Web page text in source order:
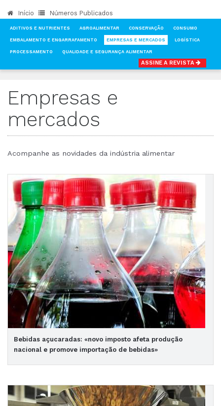
Início Números Publicados
ADITIVOS E NUTRIENTES AGROALIMENTAR CONSERVAÇÃO CONSUMO
EMBALAMENTO E ENGARRAFAMENTO EMPRESAS E MERCADOS LOGÍSTICA
PROCESSAMENTO QUALIDADE E SEGURANÇA ALIMENTAR
ASSINE A REVISTA
Empresas e
mercados
Acompanhe as novidades da indústria alimentar
Bebidas açucaradas: «novo imposto afeta produção
nacional e promove importação de bebidas»